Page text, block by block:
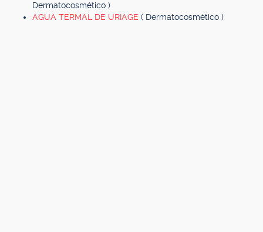
Dermatocosmético )
AGUA TERMAL DE URIAGE ( Dermatocosmético )